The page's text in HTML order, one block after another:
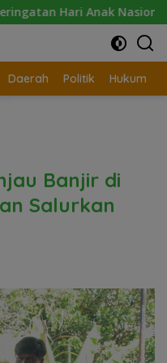
Anak Nasional 2026 di
Daerah Politik Hukum
Banjir di
Salurkan